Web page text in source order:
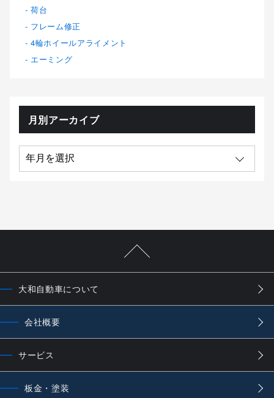
荷台
フレーム修正
4輪ホイールアライメント
エーミング
月別アーカイブ
大和自動車について
会社概要
サービス
板金・塗装